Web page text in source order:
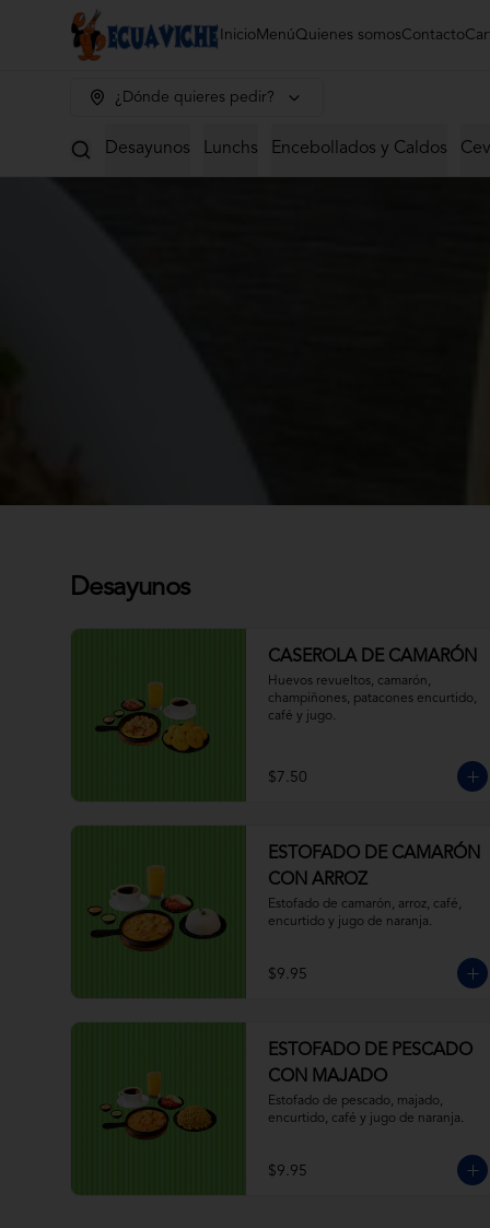
InicioMenúQuienes somosContacto
¿Dónde quieres pedir?
Desayunos Lunchs Encebollados y Caldos
Desayunos
CASEROLA DE CAMARÓN
Huevos revueltos, camarón,
champiñones, patacones encurtido,
café y jugo.
$7.50
ESTOFADO DE CAMARÓN
CON ARROZ
Estofado de camarón, arroz, café,
encurtido y jugo de naranja.
$9.95
ESTOFADO DE PESCADO
CON MAJADO
Estofado de pescado, majado,
encurtido, café y jugo de naranja.
$9.95